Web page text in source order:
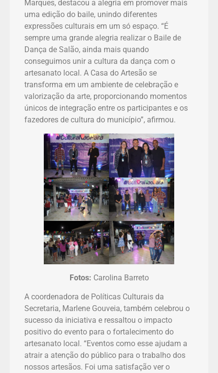
Marques, destacou a alegria em promover mais
uma edição do baile, unindo diferentes
expressões culturais em um só espaço. “É
sempre uma grande alegria realizar o Baile de
Dança de Salão, ainda mais quando
conseguimos unir a cultura da dança com o
artesanato local. A Casa do Artesão se
transforma em um ambiente de celebração e
valorização da arte, proporcionando momentos
únicos de integração entre os participantes e os
fazedores de cultura do município”, afirmou.
Fotos: Carolina Barreto
A coordenadora de Políticas Culturais da
Secretaria, Marlene Gouveia, também celebrou o
sucesso da iniciativa e ressaltou o impacto
positivo do evento para o fortalecimento do
artesanato local. “Eventos como esse ajudam a
atrair a atenção do público para o trabalho dos
nossos artesãos. Foi uma satisfação ver o